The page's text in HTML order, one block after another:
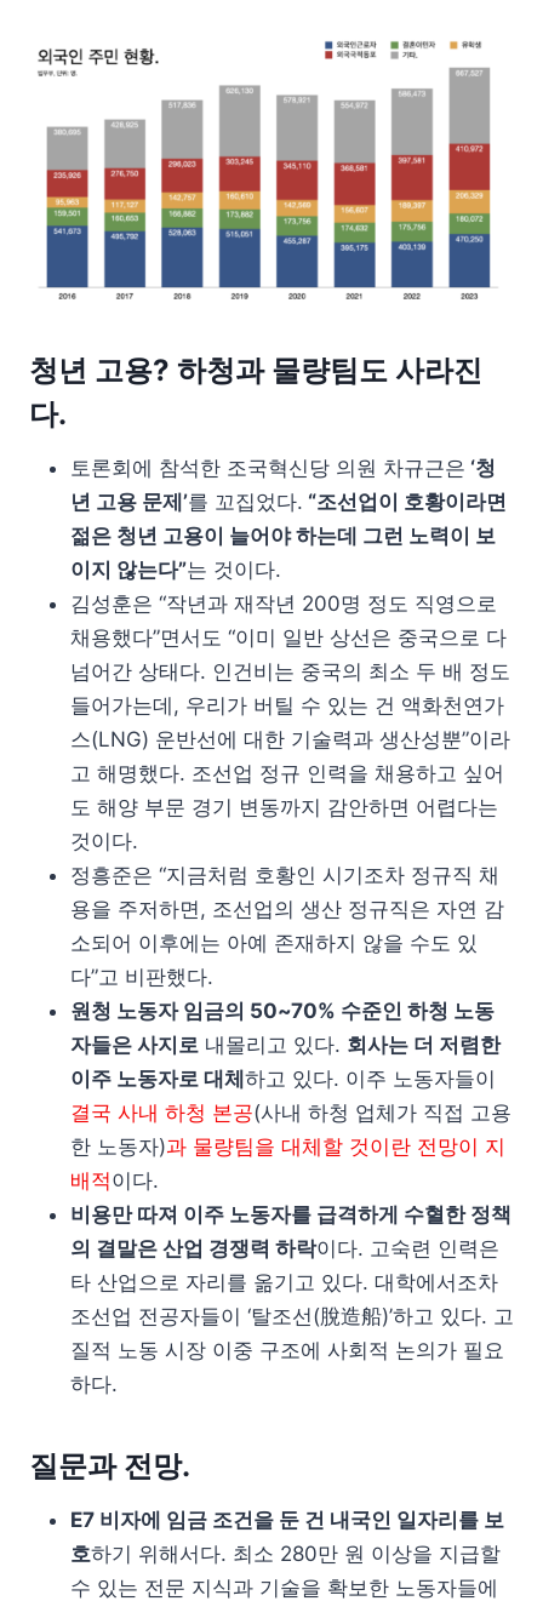
청년 고용? 하청과 물량팀도 사라진
다.
토론회에 참석한 조국혁신당 의원 차규근은 ‘청
년 고용 문제’를 꼬집었다. “조선업이 호황이라면
젊은 청년 고용이 늘어야 하는데 그런 노력이 보
이지 않는다”는 것이다.
김성훈은 “작년과 재작년 200명 정도 직영으로
채용했다”면서도 “이미 일반 상선은 중국으로 다
넘어간 상태다. 인건비는 중국의 최소 두 배 정도
들어가는데, 우리가 버틸 수 있는 건 액화천연가
스(LNG) 운반선에 대한 기술력과 생산성뿐”이라
고 해명했다. 조선업 정규 인력을 채용하고 싶어
도 해양 부문 경기 변동까지 감안하면 어렵다는
것이다.
정흥준은 “지금처럼 호황인 시기조차 정규직 채
용을 주저하면, 조선업의 생산 정규직은 자연 감
소되어 이후에는 아예 존재하지 않을 수도 있
다”고 비판했다.
원청 노동자 임금의 50~70% 수준인 하청 노동
자들은 사지로 내몰리고 있다. 회사는 더 저렴한
이주 노동자로 대체하고 있다. 이주 노동자들이
결국 사내 하청 본공(사내 하청 업체가 직접 고용
한 노동자)과 물량팀을 대체할 것이란 전망이 지
배적이다.
비용만 따져 이주 노동자를 급격하게 수혈한 정책
의 결말은 산업 경쟁력 하락이다. 고숙련 인력은
타 산업으로 자리를 옮기고 있다. 대학에서조차
조선업 전공자들이 ‘탈조선(脫造船)’하고 있다. 고
질적 노동 시장 이중 구조에 사회적 논의가 필요
하다.
질문과 전망.
E7 비자에 임금 조건을 둔 건 내국인 일자리를 보
호하기 위해서다. 최소 280만 원 이상을 지급할
수 있는 전문 지식과 기술을 확보한 노동자들에